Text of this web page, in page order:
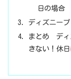
日の場合
ディズニー
まとめ ディ
きない！休